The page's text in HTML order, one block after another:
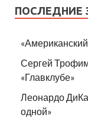
ПОСЛЕДНИЕ
Сергей
«Главклубе»
Леонардо
одной»